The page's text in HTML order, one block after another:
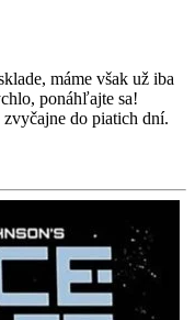
máme však už iba
ponáhľajte sa!
do piatich dní.